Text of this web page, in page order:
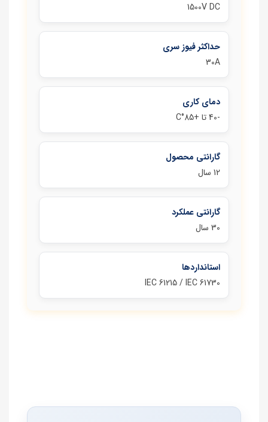
1500V DC
حداکثر فیوز سری
30A
دمای کاری
‑40 تا +85°C
گارانتی محصول
12 سال
گارانتی عملکرد
30 سال
استانداردها
IEC 61215 / IEC 61730